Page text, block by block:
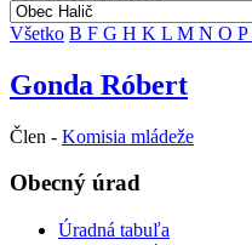
Všetko B F G H K L M N O P
Gonda Róbert
Člen - Komisia mládeže
Obecný úrad
Úradná tabuľa